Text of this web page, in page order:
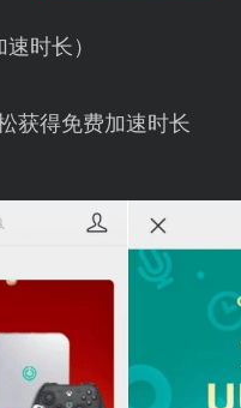
时长）
获得免费加速时长